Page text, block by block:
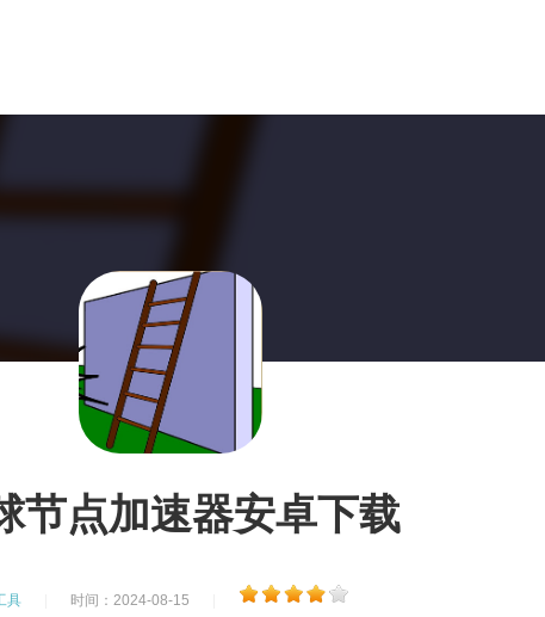
节点加速器安卓下载
具 时间：2024-08-15